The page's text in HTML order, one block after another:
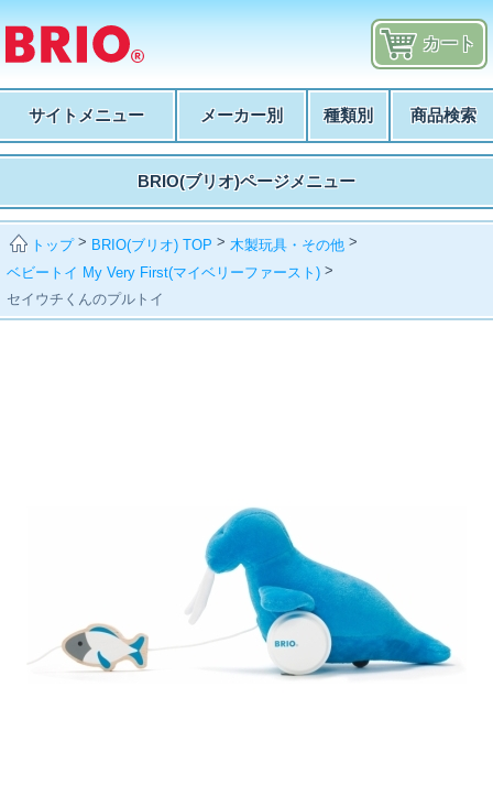
カート
サイトメニュー メーカー別 種類別 商品検索
BRIO(ブリオ)ページメニュー
トップ> BRIO(ブリオ) TOP > 木製玩具・その他 >
ベビートイ My Very First(マイベリーファースト) >
セイウチくんのプルトイ